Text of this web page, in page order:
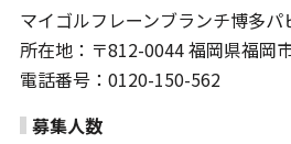
マイゴルフレーンブランチ博多
所在地：〒812-0044 福岡県福岡
電話番号：0120-150-562
募集人数